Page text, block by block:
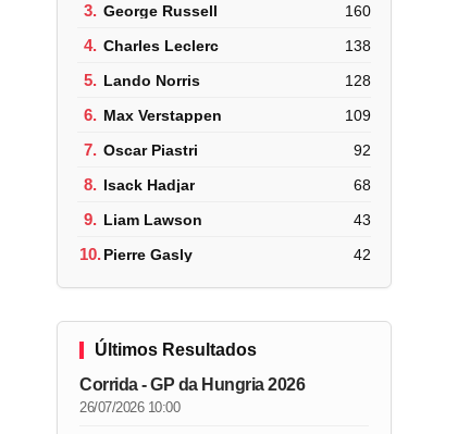
3. George Russell 160
4. Charles Leclerc 138
5. Lando Norris 128
6. Max Verstappen 109
7. Oscar Piastri 92
8. Isack Hadjar 68
9. Liam Lawson 43
10.Pierre Gasly 42
Últimos Resultados
Corrida - GP da Hungria 2026
26/07/2026 10:00